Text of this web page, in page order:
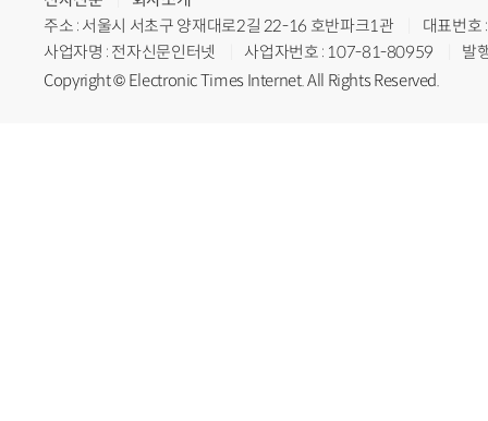
주소 : 서울시 서초구 양재대로2길 22-16 호반파크1관
대표번
사업자명 : 전자신문인터넷
사업자번호 : 107-81-80959
발
Copyright © Electronic Times Internet. All Rights Reserved.